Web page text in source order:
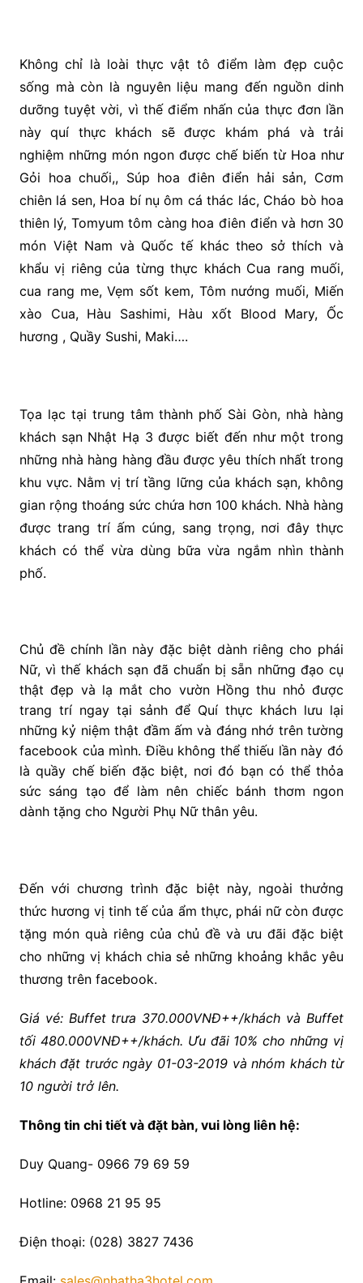
Không chỉ là loài thực vật tô điểm làm đẹp cuộc
sống mà còn là nguyên liệu mang đến nguồn dinh
dưỡng tuyệt vời, vì thế điểm nhấn của thực đơn lần
này quí thực khách sẽ được khám phá và trải
nghiệm những món ngon được chế biến từ Hoa như
Gỏi hoa chuối,, Súp hoa điên điển hải sản, Cơm
chiên lá sen, Hoa bí nụ ôm cá thác lác, Cháo bò hoa
thiên lý, Tomyum tôm càng hoa điên điển và hơn 30
món Việt Nam và Quốc tế khác theo sở thích và
khẩu vị riêng của từng thực khách Cua rang muối,
cua rang me, Vẹm sốt kem, Tôm nướng muối, Miến
xào Cua, Hàu Sashimi, Hàu xốt Blood Mary, Ốc
hương , Quầy Sushi, Maki….
Tọa lạc tại trung tâm thành phố Sài Gòn, nhà hàng
khách sạn Nhật Hạ 3 được biết đến như một trong
những nhà hàng hàng đầu được yêu thích nhất trong
khu vực. Nằm vị trí tầng lững của khách sạn, không
gian rộng thoáng sức chứa hơn 100 khách. Nhà hàng
được trang trí ấm cúng, sang trọng, nơi đây thực
khách có thể vừa dùng bữa vừa ngắm nhìn thành
phố.
Chủ đề chính lần này đặc biệt dành riêng cho phái
Nữ, vì thế khách sạn đã chuẩn bị sẵn những đạo cụ
thật đẹp và lạ mắt cho vườn Hồng thu nhỏ được
trang trí ngay tại sảnh để Quí thực khách lưu lại
những kỷ niệm thật đầm ấm và đáng nhớ trên tường
facebook của mình. Điều không thể thiếu lần này đó
là quầy chế biến đặc biệt, nơi đó bạn có thể thỏa
sức sáng tạo để làm nên chiếc bánh thơm ngon
dành tặng cho Người Phụ Nữ thân yêu.
Đến với chương trình đặc biệt này, ngoài thưởng
thức hương vị tinh tế của ẩm thực, phái nữ còn được
tặng món quà riêng của chủ đề và ưu đãi đặc biệt
cho những vị khách chia sẻ những khoảng khắc yêu
thương trên facebook.
Giá vé: Buffet trưa 370.000VNĐ++/khách và Buffet
tối 480.000VNĐ++/khách. Ưu đãi 10% cho những vị
khách đặt trước ngày 01-03-2019 và nhóm khách từ
10 người trở lên.
Thông tin chi tiết và đặt bàn, vui lòng liên hệ:
Duy Quang- 0966 79 69 59
Hotline: 0968 21 95 95
Điện thoại: (028) 3827 7436